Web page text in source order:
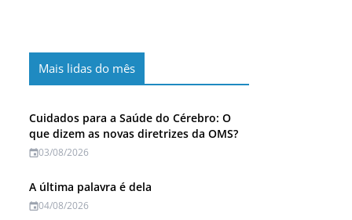
Mais lidas do mês
Cuidados para a Saúde do Cérebro: O
que dizem as novas diretrizes da OMS?
03/08/2026
A última palavra é dela
04/08/2026